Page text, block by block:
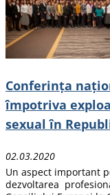
Conferința
împotriva
sexual în
02.03.2020
Un aspect important
dezvoltarea